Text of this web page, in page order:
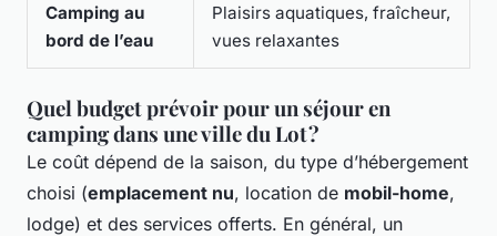
Camping au
bord de l’eau
Plaisirs aquatiques, fraîcheur,
vues relaxantes
Quel budget prévoir pour un séjour en
camping dans une ville du Lot ?
Le coût dépend de la saison, du type d’hébergement
choisi (emplacement nu, location de mobil-home,
lodge) et des services offerts. En général, un